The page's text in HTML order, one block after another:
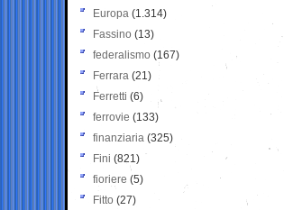
Europa (1.314)
Fassino (13)
federalismo (167)
Ferrara (21)
Ferretti (6)
ferrovie (133)
finanziaria (325)
Fini (821)
fioriere (5)
Fitto (27)